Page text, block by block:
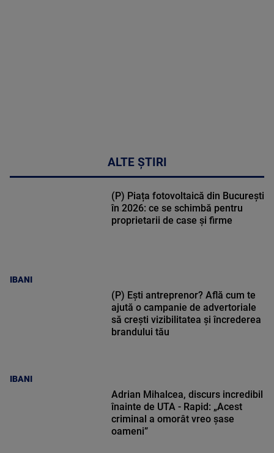
ALTE ȘTIRI
IBANI
(P) Piața fotovoltaică din București
în 2026: ce se schimbă pentru
proprietarii de case și firme
IBANI
(P) Ești antreprenor? Află cum te
ajută o campanie de advertoriale
să crești vizibilitatea și încrederea
brandului tău
Adrian Mihalcea, discurs incredibil
înainte de UTA - Rapid: „Acest
criminal a omorât vreo șase
oameni”